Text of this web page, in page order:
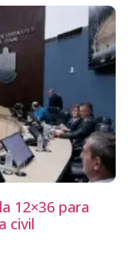
12×36 para
civil